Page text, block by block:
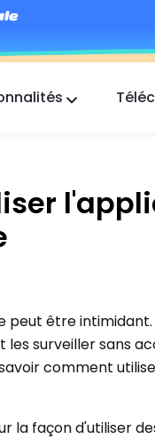
de votre téléphone,
être intimidant.
surveiller sans
comment
la façon d'utiliser